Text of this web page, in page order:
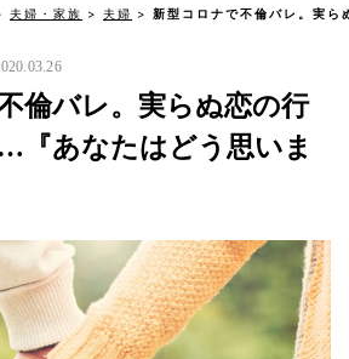
夫婦・家族 夫婦 新型コロナで不倫バレ。実
倫バレ。実らぬ恋の行
『あなたはどう思いま